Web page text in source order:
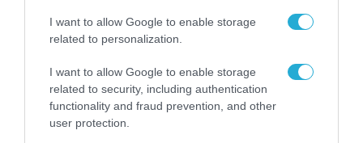
I want to allow Google to enable storage
related to personalization.
I want to allow Google to enable storage
related to security, including authentication
functionality and fraud prevention, and other
user protection.
04.08.2026 | 13:02
Η ανακοίνωση του Πανελλήνιου Σωματείου